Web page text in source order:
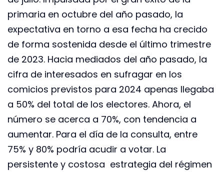
primaria en octubre del año pasado, la
expectativa en torno a esa fecha ha crecido
de forma sostenida desde el último trimestre
de 2023. Hacia mediados del año pasado, la
cifra de interesados en sufragar en los
comicios previstos para 2024 apenas llegaba
a 50% del total de los electores. Ahora, el
número se acerca a 70%, con tendencia a
aumentar. Para el día de la consulta, entre
75% y 80% podría acudir a votar. La
persistente y costosa estrategia del régimen